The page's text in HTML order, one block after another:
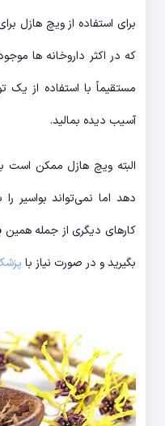
برای استفاده از ویچ هازل
که در اکثر داروخانه ها
مستقیماً با استفاده از یک
آسیب دیده بمالید.
البته ویچ هازل ممکن است
دهد اما نمی‌تواند بواسیر
کارهای دیگری از جمله همین
بگیرید و در صورت نیاز با